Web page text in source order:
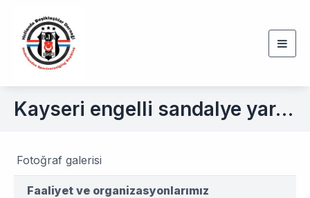
Kayseri engelli sandalye yardımı
Fotoğraf galerisi
Faaliyet ve organizasyonlarımız